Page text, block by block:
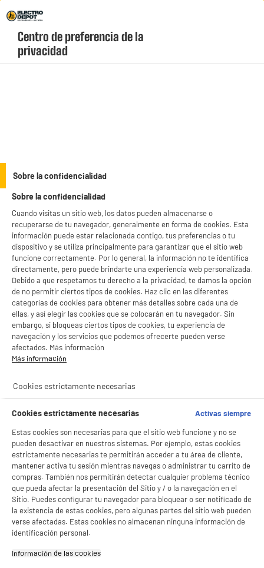
Menú
geolocation-header-icon-text
account
colores compatible con EPSON Expression Home XP
pack
product_anchor_characteristics
Rechazar todas
BIENVENIDO a ELECTRO
DEPOT
Con el fin de mejorar tu experiencia, y tras tu consentimiento, ELECTRO DEPOT
y sus socios utilizan cookies que procesan tus datos personales para:
- compartir contenido adaptado a tus preferencias
- ofrecer publicidad y comunicaciones personalizadas
- facilitar el intercambio de contenido en las redes sociales
- analizar el tráfico en nuestro sitio web Consulta la política de cookies.
Consulta la política de cookies.
Si aceptas, la experiencia será aún mejor. Si no acepta, se utilizarán cookies
Centro de preferencia de la
privacidad
Sobre la confidencialidad
Sobre la confidencialidad
Cuando visitas un sitio web, los datos pueden almacenarse o
recuperarse de tu navegador, generalmente en forma de cookies. Esta
información puede estar relacionada contigo, tus preferencias o tu
dispositivo y se utiliza principalmente para garantizar que el sitio web
funcione correctamente. Por lo general, la información no te identifica
directamente, pero puede brindarte una experiencia web personalizada.
Debido a que respetamos tu derecho a la privacidad, te damos la opción
de no permitir ciertos tipos de cookies. Haz clic en las diferentes
categorías de cookies para obtener más detalles sobre cada una de
ellas, y así elegir las cookies que se colocarán en tu navegador. Sin
embargo, si bloqueas ciertos tipos de cookies, tu experiencia de
navegación y los servicios que podemos ofrecerte pueden verse
afectados. Más información
Más información
Cookies estrictamente necesarias
Cookies estrictamente necesarias
Activas siempre
Estas cookies son necesarias para que el sitio web funcione y no se
pueden desactivar en nuestros sistemas. Por ejemplo, estas cookies
estrictamente necesarias te permitirán acceder a tu área de cliente,
mantener activa tu sesión mientras navegas o administrar tu carrito de
compras. También nos permitirán detectar cualquier problema técnico
que pueda afectar la presentación del Sitio y / o la navegación en el
Sitio. Puedes configurar tu navegador para bloquear o ser notificado de
la existencia de estas cookies, pero algunas partes del sitio web pueden
verse afectadas. Estas cookies no almacenan ninguna información de
identificación personal.
Información de las cookies‎